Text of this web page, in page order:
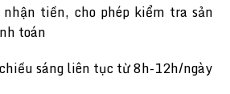
tiền, cho phép kiểm tra sản
toán
sáng liên tục từ 8h-12h/ngày